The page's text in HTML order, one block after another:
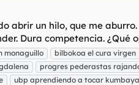
abrir un hilo, que me
Dura competencia. ¿Qué
monaguillo bilbokoa el cura virgen
progres pederastas
ubp aprendiendo a tocar